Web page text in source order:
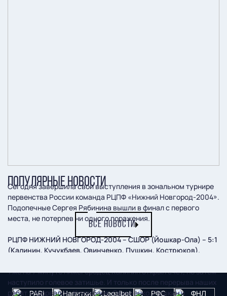
Сегодня завершила свои выступления в зональном турнире
первенства России команда РЦПФ «Нижний Новгород-2004».
Подопечные Сергея Рябинина вышли в финал с первого
места, не потерпев ни одного поражения.
РЦПФ НИЖНИЙ НОВГОРОД-2004 – СШОР (Йошкар-Ола) – 5:1
(Калинин, Кучукбаев, Овинченко, Пушкин, Кострюков).
Уже на 7 минуте нижегородец Калинин открыл счет, но затем
наступило голевое затишье. И только после перерыва наших
ребят «прорвало». Кучукбаев, Овинченко, Пушкин и
ПОПУЛЯРНЫЕ НОВОСТИ
ВСЕ НОВОСТИ